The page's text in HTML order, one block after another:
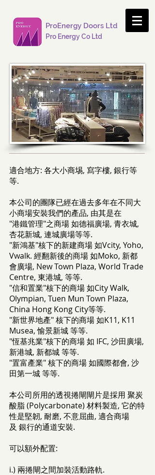
Pro Energy Co Ltd
ProEnergy Doors Ltd
​適合地方: 各大小商埸, 寫字樓, 銀行等
等.
本公司的團隊已經在過去多年在不同大
小商場安裝我們的產品, 由其是在
"港鐵管理"之商場 如德福廣場, 青衣城,
杏花新城, 連城廣場等等.
"新鴻基"核下的新建商場 如Vcity, Yoho,
Vwalk. 經翻新後的商場 如Moko, 新都
會廣場, New Town Plaza, World Trade
Centre, 東港城, 等等.
"信和置業"核下的商場 如City Walk,
Olympian, Tuen Mun Town Plaza,
China Hong Kong City等等.
"新世界地產" 核下的商場 如K11, K11
Musea, 愉景新城 等等.
"恆基兆業"核下的商場 如 IFC, 沙田廣場,
新港城, 新都城 等等.
"置富產業" 核下的商場 如國際都會, 沙
田第一城 等等.
本公司所用的透視捲閘閘片是採用 聚炭
酸脂 (Polycarbonate) 材料製造, 它的特
性是堅韌, 耐磨, 不意屈曲, 適合商場
及 銀行的通道安裝.
可以額外配置:
i.) 兩捲閘之間加裝活動路軌.